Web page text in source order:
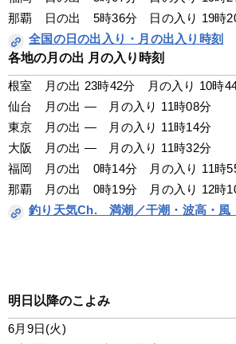
那覇　日の出　5時36分　日の入り 19時
全国の日の出入り・月の出入り時刻
各地の月の出 月の入り時刻
根室　月の出 23時42分　月の入り 10時
仙台　月の出 —　月の入り 11時08分
東京　月の出 —　月の入り 11時14分
大阪　月の出 —　月の入り 11時32分
福岡　月の出　0時14分　月の入り 11時
那覇　月の出　0時19分　月の入り 12時
釣り天気Ch.　満潮／干潮・波高・風
明日以降のこよみ
6月9日(火)